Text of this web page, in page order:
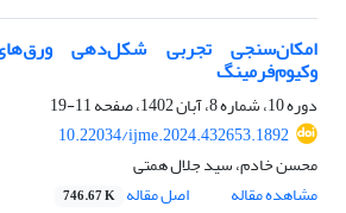
امکان‌سنجی تجربی شکل‌دهی
وکیوم‌فرمینگ
دوره 10، شماره 8، آبان 1402، صفحه
11-19
10.22034/ijme.2024.432653.1892
محسن خادم، سید جلال همتی
مشاهده مقاله
اصل مقاله 746.67 K